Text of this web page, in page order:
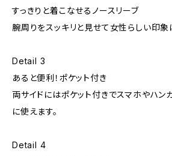
すっきりと着こなせるノースリーブ
腕周りをスッキリと見せて女性らしい印
Detail 3
あると便利！ポケット付き
両サイドにはポケット付きでスマホやハン
に使えます。
Detail 4